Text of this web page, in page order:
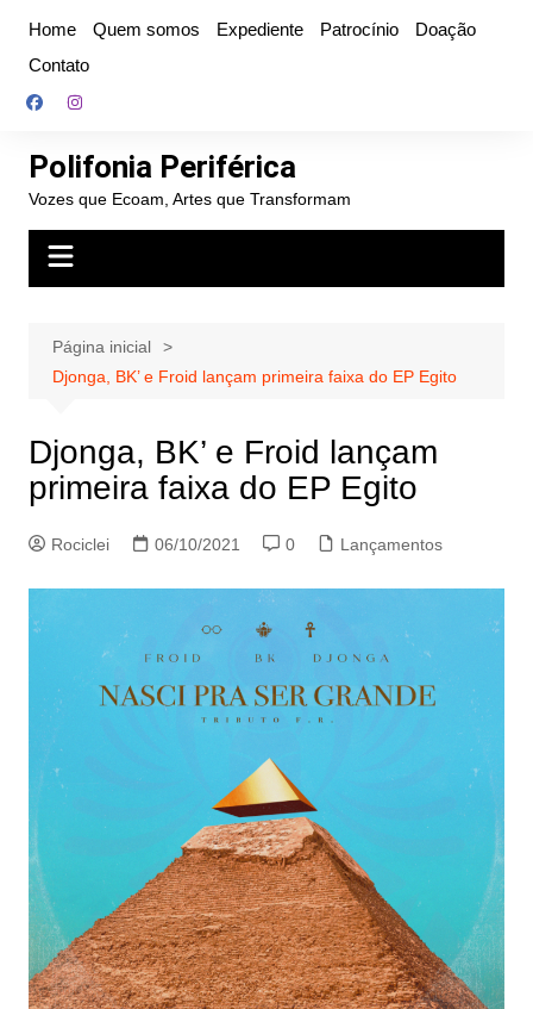
conteúdo
Home Quem somos Expediente Patrocínio
Doação
Contato
Polifonia Periférica
Vozes que Ecoam, Artes que Transformam
Página inicial
Djonga, BK’ e Froid lançam primeira faixa do EP Egito
Djonga, BK’ e Froid lançam
primeira faixa do EP Egito
Rociclei 06/10/2021 0 Lançamentos